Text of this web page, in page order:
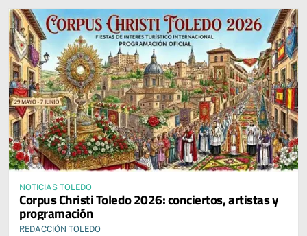
NOTICIAS TOLEDO
Corpus Christi Toledo 2026: conciertos, artistas y
programación
REDACCIÓN TOLEDO